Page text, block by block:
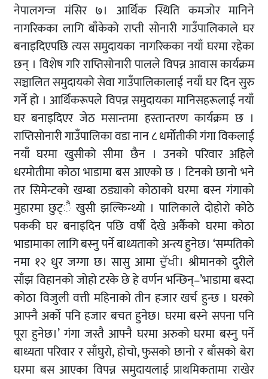
नेपालगन्ज मंसिर ७। आर्थिक स्थिति कमजोर मानिने
नागरिकका लागि बाँकेको राप्ती सोनारी गाउँपालिकाले घर
बनाइदिएपछि त्यस समुदायका नागरिकका नयाँ घरमा रहेका
छन् । विशेष गरि राप्तिसोनारी पालले विपन्न आवास कार्यक्रम
सञ्चालित समुदायको सेवा गाउँपालिकालाई नयाँ घर दिन सुरु
गर्ने हो । आर्थिकरूपले विपन्न समुदायका मानिसहरूलाई नयाँ
घर बनाइदिएर जेठ मसान्तमा हस्तान्तरण कार्यक्रम छ ।
राप्तिसोनारी गाउँपालिका वडा नान ८ धर्मोतीकी गंगा विकलाई
नयाँ घरमा खुसीको सीमा छैन । उनको परिवार अहिले
धरमोतीमा कोठा भाडामा बस आएको छ । टिनको छानो भने
तर सिमेन्टको खम्बा ठड्याको कोठाको घरमा बस्न गंगाको
मुहारमा छुट्ै खुसी झल्किन्थ्यो । पालिकाले दोहोरो कोठे
पककी घर बनाइदिन पछि वर्षौ देखे अर्कैको घरमा कोठा
भाडामाका लागि बस्नु पर्ने बाध्यताको अन्त्य हुनेछ। ‘सम्पतिको
नमा १२ धुर जग्गा छ। सासु आमा ਦੁੱਖੀ। श्रीमानको दुरीले
साँझ विहानको जोहो टरके छे हे वर्णन भन्छिन्–’भाडामा बस्दा
कोठा विजुली वत्ती महिनाको तीन हजार खर्च हुन्छ । घरको
आफ्नै अर्को पनि हजार बचत हुनेछ। घरमा बस्ने सपना पनि
पूरा हुनेछ।’ गंगा जस्तै आफ्नै घरमा अरुको घरमा बस्नु पर्ने
बाध्यता परिवार र साँघुरो, होचो, फुसको छानो र बाँसको बेरा
घरमा बस आएका विपन्न समुदायलाई प्राथमिकतामा राखेर